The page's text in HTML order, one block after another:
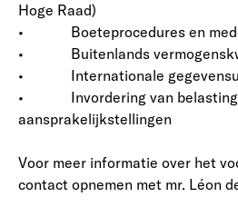
Hoge Raad)
• Boeteprocedures en
• Buitenlands
• Internationale
• Invordering van
aansprakelijkstellingen
Voor meer informatie over het
contact opnemen met mr. Léon